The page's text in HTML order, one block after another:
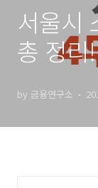
서울시
총 정리
by 금융연구소